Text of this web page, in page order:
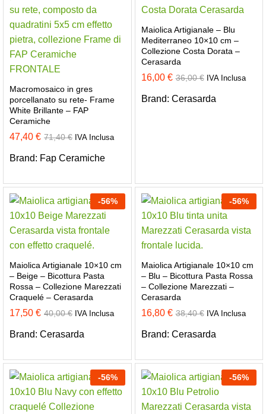
Macromosaico in gres
porcellanato su rete- Frame
White Brillante – FAP
Ceramiche
47,40 € 71,40€ IVA Inclusa
Brand: Fap Ceramiche
Maiolica Artigianale – Blu
Mediterraneo 10×10 cm –
Collezione Costa Dorata –
Cerasarda
16,00 € 36,00€ IVA Inclusa
Brand: Cerasarda
-56%
Maiolica Artigianale 10×10 cm
– Beige – Bicottura Pasta
Rossa – Collezione Marezzati
Craquelé – Cerasarda
17,50 € 40,00€ IVA Inclusa
Brand: Cerasarda
-56%
Maiolica Artigianale 10×10 cm
– Blu – Bicottura Pasta Rossa
– Collezione Marezzati –
Cerasarda
16,80 € 38,40€ IVA Inclusa
Brand: Cerasarda
-56% -56%